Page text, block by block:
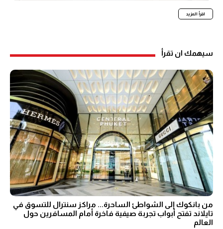
اقرأ المزيد
سيهمك ان تقرأ
من بانكوك إلى الشواطئ الساحرة... مراكز سنترال للتسوق في
تايلاند تفتح أبواب تجربة صيفية فاخرة أمام المسافرين حول
العالم